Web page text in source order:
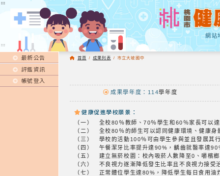
:::
網站
:::
最新公告
評鑑資訊
帳號登入
首頁 / 成果列表 / 市立大坡國中
成果學年度：114學年度
健康促進學校願景：
（一） 全校80％教師、70％學生和60％家長可以
（二） 全校80％的師生可以認同健康環境、健康身
（三） 學校的活動100％可由學生參與並且發展其
（四） 午餐潔牙比率提升達90%，齲齒就醫率達
（五） 建立無菸校園：校內吸菸人數降至0、嚼檳
（六） 不良視力逐漸降低發生比率且不良視力接
（七） 正常體位學生達80%，降低學生每日食用油
:::